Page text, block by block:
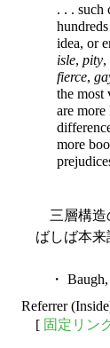
. . . such
idea, or
isle, pity,
fierce,
the most
are
more
三層構造
ばしば本
・ Baugh,
Referrer
[ 固定リン